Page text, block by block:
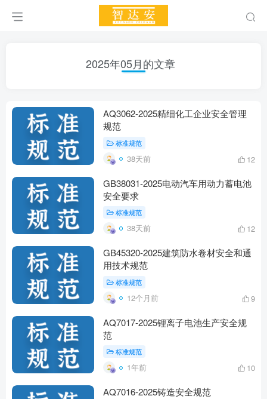
2025年05月的文章
AQ3062-2025精细化工企业安全管理
规范
标准规范
38天前 12
GB38031-2025电动汽车用动力蓄电池
安全要求
标准规范
38天前 12
GB45320-2025建筑防水卷材安全和通
用技术规范
标准规范
12个月前 9
AQ7017-2025锂离子电池生产安全规
范
标准规范
1年前 10
AQ7016-2025铸造安全规范